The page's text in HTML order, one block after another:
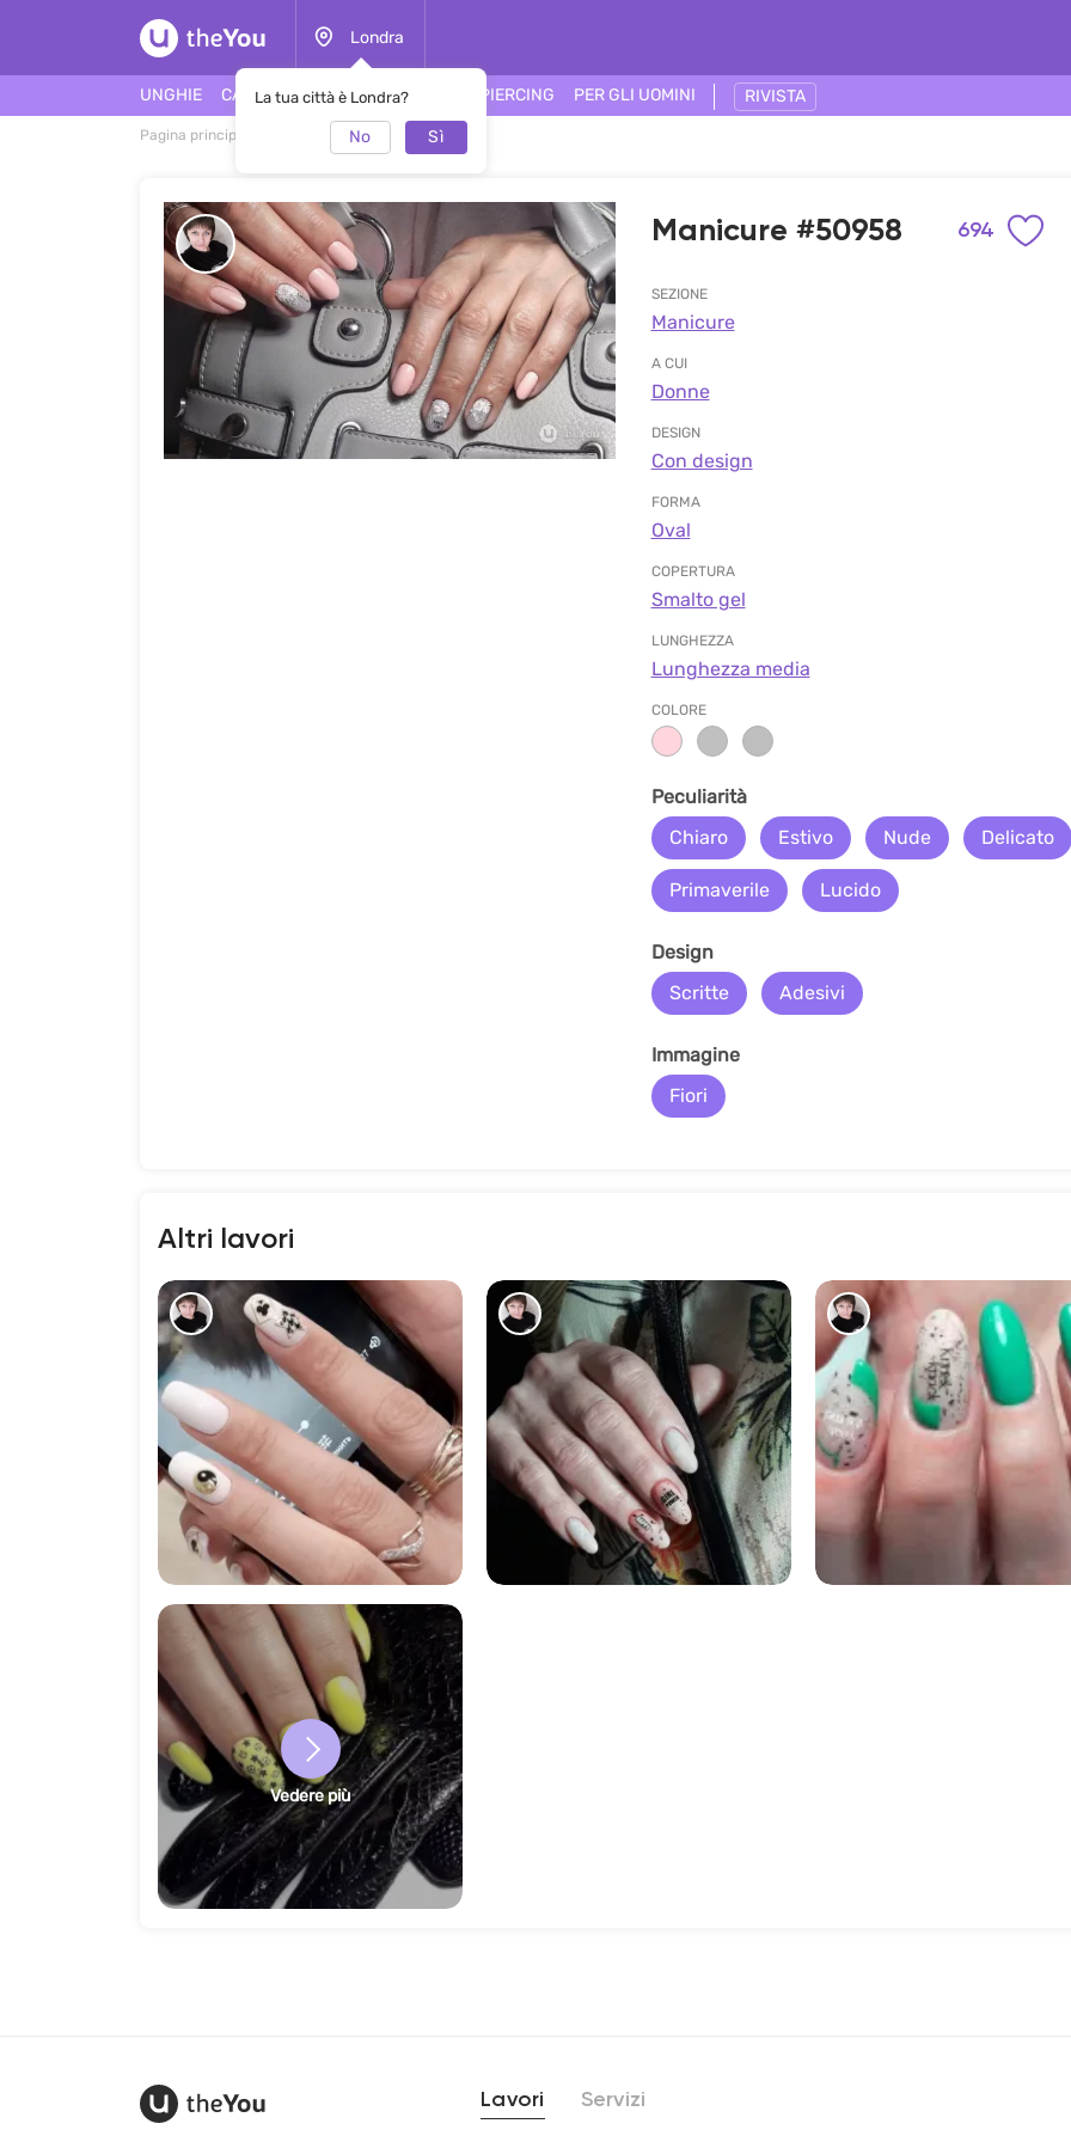
Londra
La tua città è Londra?
No Sì
UNGHIE CAPELLI FACCIA TATUAGGI PIERCING PER GLI UOMINI RIVISTA
Pagina principale Manicure #50958
Manicure #50958 694
SEZIONE
Manicure
A CUI
Donne
DESIGN
Con design
FORMA
Oval
COPERTURA
Smalto gel
LUNGHEZZA
Lunghezza media
COLORE
Peculiarità
Chiaro
Estivo Nude Delicato
Primaverile Lucido
Design
Scritte
Adesivi
Immagine
Fiori
Altri lavori
1174
Vedere più
Lavori Servizi